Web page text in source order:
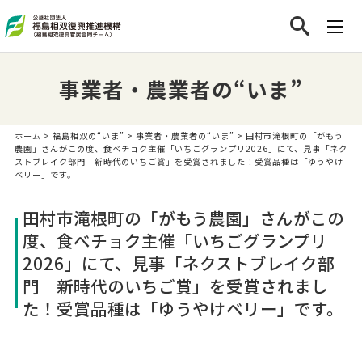
事業者・農業者の“いま”
ホーム > 福島相双の“いま” > 事業者・農業者の“いま” > 田村市滝根町の「がもう
農園」さんがこの度、食べチョク主催「いちごグランプリ2026」にて、見事「ネク
ストブレイク部門 新時代のいちご賞」を受賞されました！受賞品種は「ゆうやけ
ベリー」です。
田村市滝根町の「がもう農園」さんがこの
度、食べチョク主催「いちごグランプリ
2026」にて、見事「ネクストブレイク部
門 新時代のいちご賞」を受賞されまし
た！受賞品種は「ゆうやけベリー」です。